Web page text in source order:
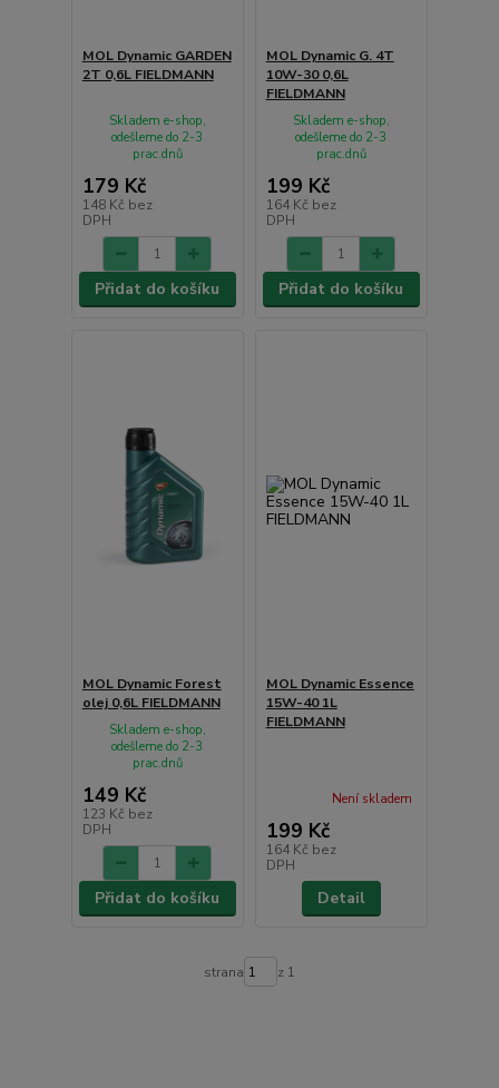
MOL Dynamic GARDEN
2T 0,6L FIELDMANN
179 Kč
148 Kč bez
DPH
Skladem e-shop,
odešleme do 2-3
prac.dnů
Přidat do košíku
MOL Dynamic G. 4T
10W-30 0,6L
FIELDMANN
199 Kč
164 Kč bez
DPH
Skladem e-shop,
odešleme do 2-3
prac.dnů
Přidat do košíku
MOL Dynamic Forest
olej 0,6L FIELDMANN
149 Kč
123 Kč bez
DPH
Skladem e-shop,
odešleme do 2-3
prac.dnů
Přidat do košíku
MOL Dynamic Essence
15W-40 1L
FIELDMANN
199 Kč
164 Kč bez
DPH
Není skladem
Detail
strana z 1